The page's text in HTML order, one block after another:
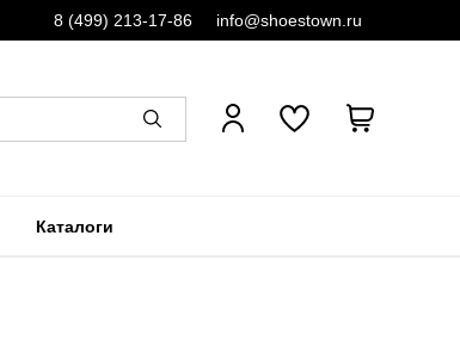
8 (499) 213-17-86 info@shoestown.ru
Каталоги